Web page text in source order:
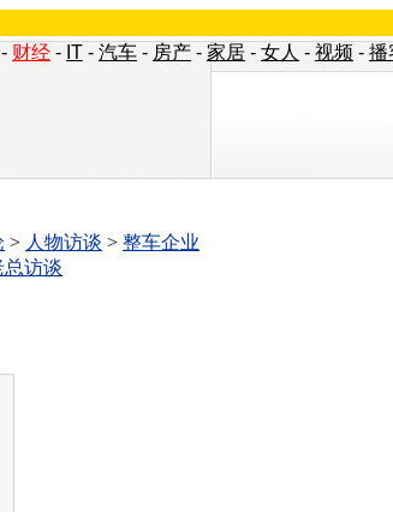
- 财经 - IT - 汽车 - 房产 - 家居 - 女人 - 视频 - 播
> 人物访谈 > 整车企业
总访谈